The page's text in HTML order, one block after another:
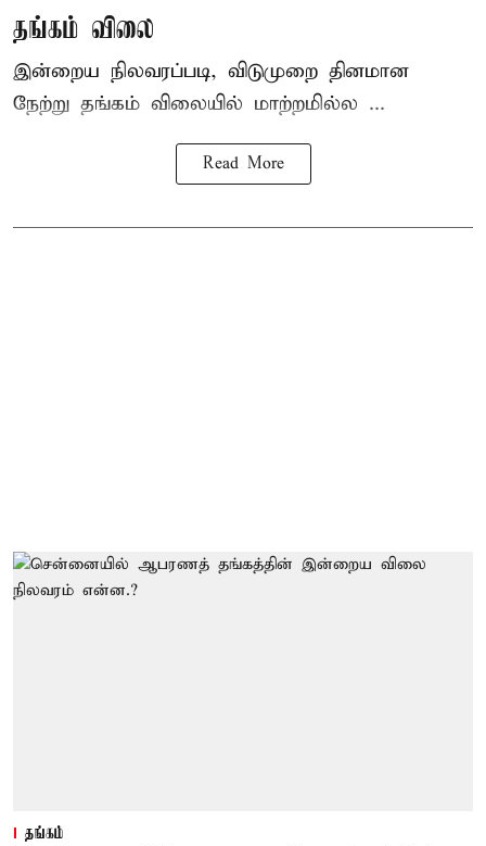
தங்கம் விலை
இன்றைய நிலவரப்படி, விடுமுறை தினமான
நேற்று தங்கம் விலையில் மாற்றமில்ல ...
Read More
தங்கம்